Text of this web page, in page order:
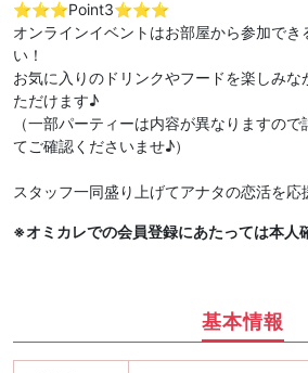
⭐️⭐️⭐️Point3⭐️⭐️⭐️
オンラインイベントはお部屋から参加でき
い！
お気に入りのドリンクやフードを楽しみ
ただけます♪
（一部パーティーは内容が異なりますの
てご確認くださいませ♪）
スタッフ一同盛り上げてアナタの恋活を応
※オミカレでの会員登録にあたっては本人
基本情報